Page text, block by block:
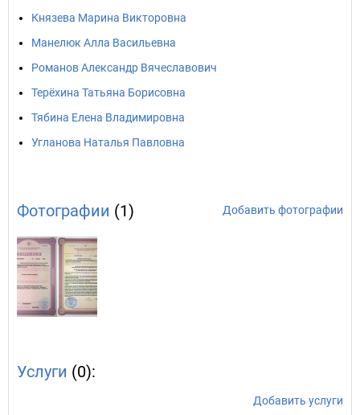
Князева Марина Викторовна
Манелюк Алла Васильевна
Романов Александр Вячеславович
Терёхина Татьяна Борисовна
Тябина Елена Владимировна
Угланова Наталья Павловна
Фотографии (1) Добавить фотографии
Услуги (0):
Добавить услуги